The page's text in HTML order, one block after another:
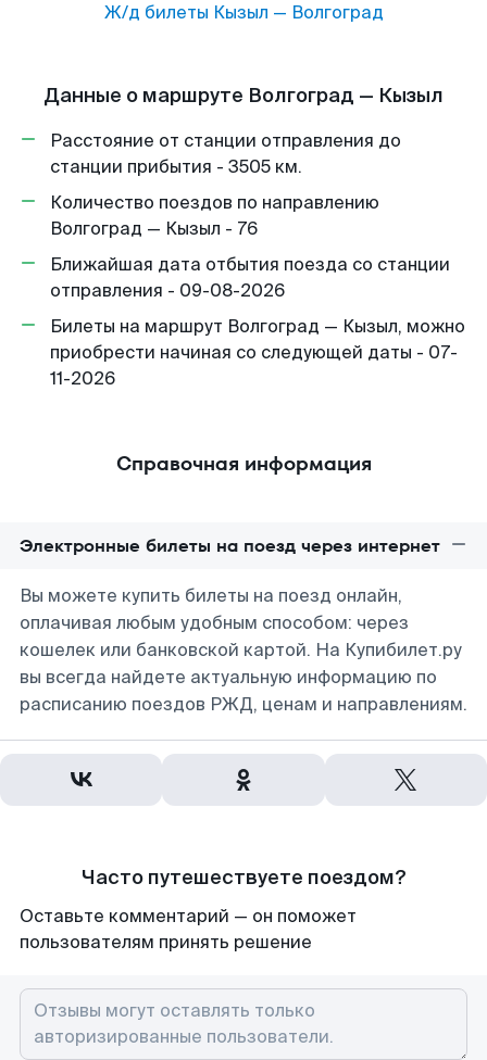
Ж/д билеты Кызыл — Волгоград
Данные о маршруте Волгоград — Кызыл
Расстояние от станции отправления до
станции прибытия - 3505 км.
Количество поездов по направлению
Волгоград — Кызыл - 76
Ближайшая дата отбытия поезда со станции
отправления - 09-08-2026
Билеты на маршрут Волгоград — Кызыл, можно
приобрести начиная со следующей даты - 07-
11-2026
Справочная информация
Электронные билеты на поезд через интернет
Вы можете купить билеты на поезд онлайн,
оплачивая любым удобным способом: через
кошелек или банковской картой. На Купибилет.ру
вы всегда найдете актуальную информацию по
расписанию поездов РЖД, ценам и направлениям.
Часто путешествуете поездом?
Оставьте комментарий — он поможет
пользователям принять решение